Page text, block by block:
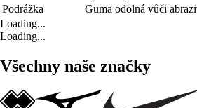
Podrážka
Guma odolná vůči
Loading...
Loading...
Všechny naše značky